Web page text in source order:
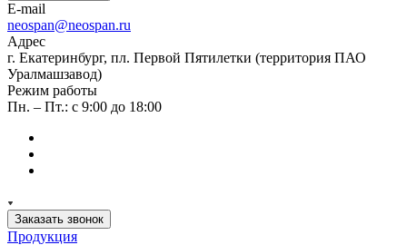
E-mail
neospan@neospan.ru
Адрес
г. Екатеринбург, пл. Первой Пятилетки (территория ПАО
Уралмашзавод)
Режим работы
Пн. – Пт.: с 9:00 до 18:00
Заказать звонок
Продукция